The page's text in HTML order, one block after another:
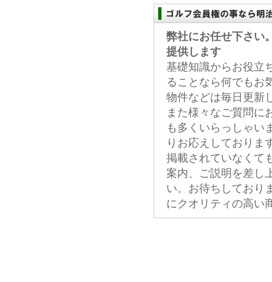
弊社にお任せ下さい
提供します
基礎知識からお役立
ることなら何でもお
物件などは毎日更新
また様々なご質問に
も多くいらっしゃい
りお応えしておりま
掲載されていなくて
案内、ご説明を差し
い。お待ちしており
にクオリティの高い